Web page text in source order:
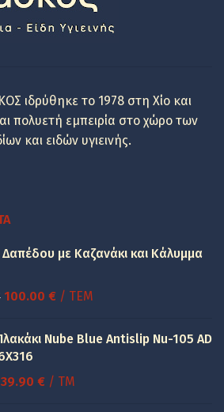
ιδρύθηκε το 1978 στη Χίο και
πολυετή εμπειρία στο χώρο των
και ειδών υγιεινής.
με Καζανάκι και Κάλυμμα
Original
was:
150.00 €.
100.00 €Η
τιμή
100.00 €.
/ ΤΕΜ
Nube Blue Antislip Nu-105 AD
Original
39.90 €Η/ TM